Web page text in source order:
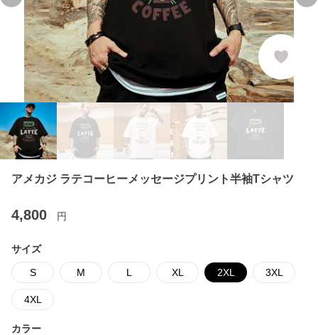
アメカジ ラテコーヒーメッセージプリント半袖Tシャツ
4,800 円
サイズ
S M L XL 2XL 3XL
4XL
カラー